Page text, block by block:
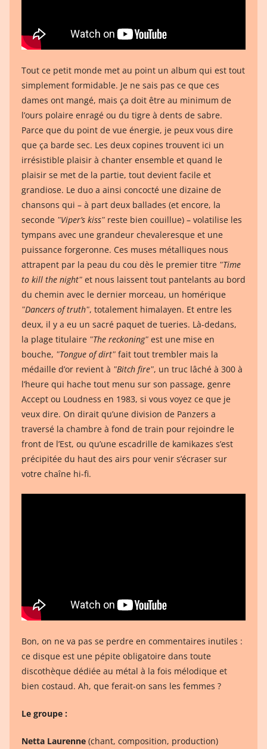
Tout ce petit monde met au point un album qui est tout
simplement formidable. Je ne sais pas ce que ces
dames ont mangé, mais ça doit être au minimum de
l’ours polaire enragé ou du tigre à dents de sabre.
Parce que du point de vue énergie, je peux vous dire
que ça barde sec. Les deux copines trouvent ici un
irrésistible plaisir à chanter ensemble et quand le
plaisir se met de la partie, tout devient facile et
grandiose. Le duo a ainsi concocté une dizaine de
chansons qui – à part deux ballades (et encore, la
seconde ʺViper’s kissʺ reste bien couillue) – volatilise les
tympans avec une grandeur chevaleresque et une
puissance forgeronne. Ces muses métalliques nous
attrapent par la peau du cou dès le premier titre ʺTime
to kill the nightʺ et nous laissent tout pantelants au bord
du chemin avec le dernier morceau, un homérique
ʺDancers of truthʺ, totalement himalayen. Et entre les
deux, il y a eu un sacré paquet de tueries. Là-dedans,
la plage titulaire ʺThe reckoningʺ est une mise en
bouche, ʺTongue of dirtʺ fait tout trembler mais la
médaille d’or revient à ʺBitch fireʺ, un truc lâché à 300 à
l’heure qui hache tout menu sur son passage, genre
Accept ou Loudness en 1983, si vous voyez ce que je
veux dire. On dirait qu’une division de Panzers a
traversé la chambre à fond de train pour rejoindre le
front de l’Est, ou qu’une escadrille de kamikazes s’est
précipitée du haut des airs pour venir s’écraser sur
votre chaîne hi-fi.
Bon, on ne va pas se perdre en commentaires inutiles :
ce disque est une pépite obligatoire dans toute
discothèque dédiée au métal à la fois mélodique et
bien costaud. Ah, que ferait-on sans les femmes ?
Le groupe :
Netta Laurenne (chant, composition, production)